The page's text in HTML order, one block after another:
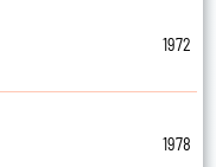
1972
1978